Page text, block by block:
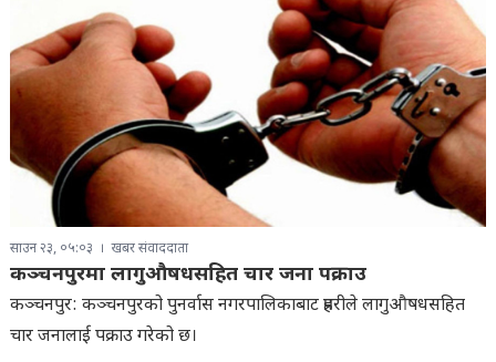
साउन २३, ०५:०३ खबर संवाददाता
कञ्चनपुरमा लागुऔषधसहित चार जना पक्राउ
कञ्चनपुर: कञ्चनपुरको पुनर्वास नगरपालिकाबाट प्रहरीले लागुऔषधसहित
चार जनालाई पक्राउ गरेको छ।